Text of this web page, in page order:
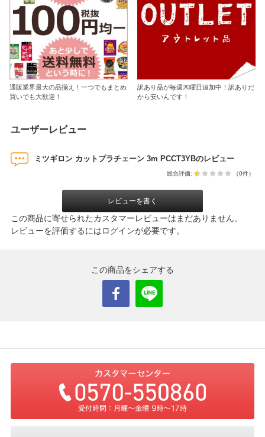
通販業界最大の品揃え！一つでもまとめ
買いでも大歓迎！
訳あり品が毎週木曜日追加中！訳ありだ
から安いんです！
ユーザーレビュー
ミツギロン カットプラチェーン 3m PCCT3YBのレビュー
総合評価: （0件）
レビューを書く
この商品に寄せられたカスタマーレビューはまだありません。
レビューを評価するにはログインが必要です。
この商品をシェアする